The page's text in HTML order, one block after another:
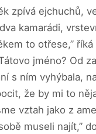
zpívá ejchuchů,
kamarádi,
to otřese,”
jméno? Od
s ním vyhýbala,
že by mi to
vztah jako z
museli najít,”